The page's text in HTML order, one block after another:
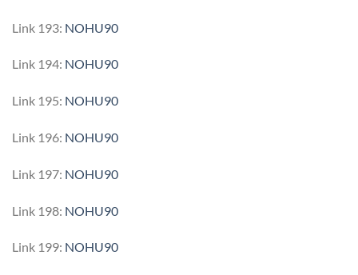
Link 193: NOHU90
Link 194: NOHU90
Link 195: NOHU90
Link 196: NOHU90
Link 197: NOHU90
Link 198: NOHU90
Link 199: NOHU90